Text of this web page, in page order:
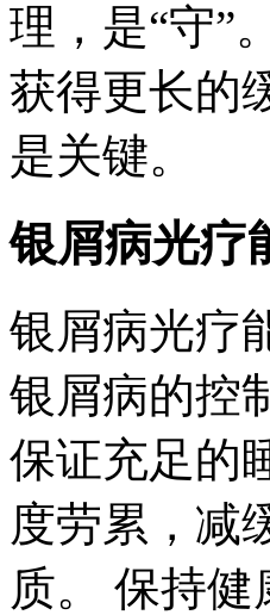
理，是“守”
获得更长的
是关键。
银屑病光疗
银屑病光疗
银屑病的控
保证充足的
度劳累，减
质。 保持